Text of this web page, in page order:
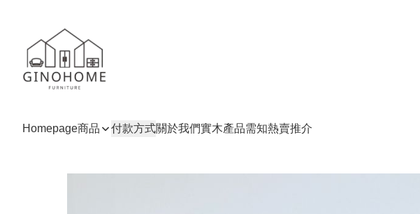
Homepage商品 付款方式關於我們實木產品需知熱賣推介